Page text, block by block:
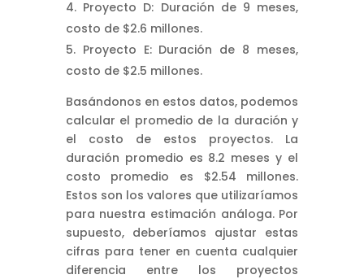
Proyecto D: Duración de 9 meses,
costo de $2.6 millones.
Proyecto E: Duración de 8 meses,
costo de $2.5 millones.
Basándonos en estos datos, podemos
calcular el promedio de la duración y
el costo de estos proyectos. La
duración promedio es 8.2 meses y el
costo promedio es $2.54 millones.
Estos son los valores que utilizaríamos
para nuestra estimación análoga. Por
supuesto, deberíamos ajustar estas
cifras para tener en cuenta cualquier
diferencia entre los proyectos